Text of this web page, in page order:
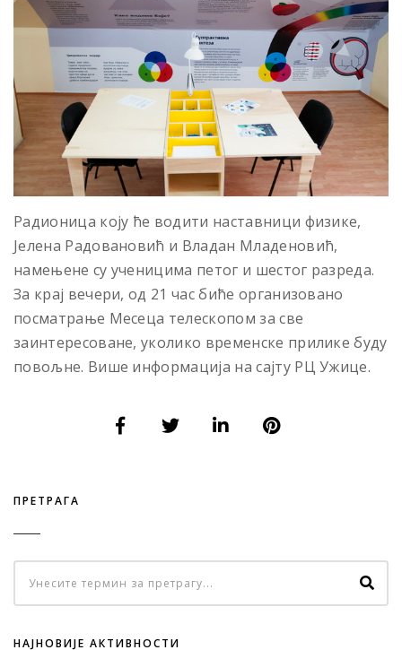
Радионица коју ће водити наставници физике,
Јелена Радовановић и Владан Младеновић,
намењене су ученицима петог и шестог разреда.
За крај вечери, од 21 час биће организовано
посматрање Месеца телескопом за све
заинтересоване, уколико временске прилике буду
повољне. Више информација на сајту РЦ Ужице.
ПРЕТРАГА
НАЈНОВИЈЕ АКТИВНОСТИ